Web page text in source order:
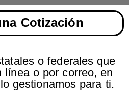
Cotización
o federales que
línea o por correo, en
gestionamos para ti.